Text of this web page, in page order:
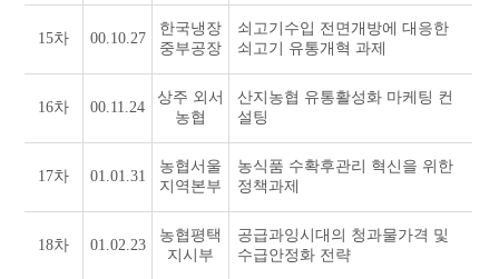
15차 00.10.27
한국냉장
중부공장
쇠고기수입 전면개방에 대응한
쇠고기 유통개혁 과제
16차 00.11.24
상주 외서
농협
산지농협 유통활성화 마케팅 컨
설팅
17차 01.01.31
농협서울
지역본부
농식품 수확후관리 혁신을 위한
정책과제
18차 01.02.23
농협평택
지시부
공급과잉시대의 청과물가격 및
수급안정화 전략